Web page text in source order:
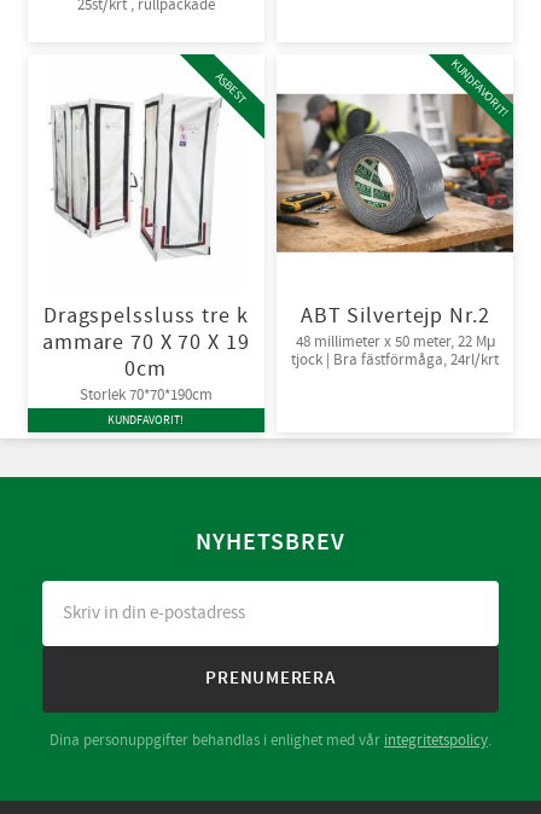
25st/krt , rullpackade
Dragspelssluss tre k
ammare 70 X 70 X 19
0cm
Storlek 70*70*190cm
ASBEST
KUNDFAVORIT!
ABT Silvertejp Nr.2
48 millimeter x 50 meter, 22 Mμ
tjock | Bra fästförmåga, 24rl/krt
KUNDFAVORIT!
NYHETSBREV
PRENUMERERA
Dina personuppgifter behandlas i enlighet med vår integritetspolicy.